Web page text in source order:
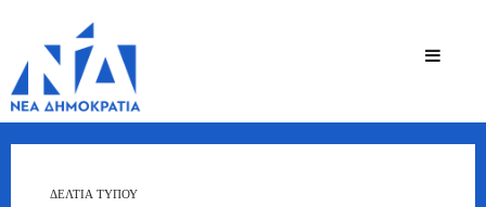
Ζήσης
Bουλευτής Ν.
ΔΕΛΤΙΑ ΤΥΠΟΥ